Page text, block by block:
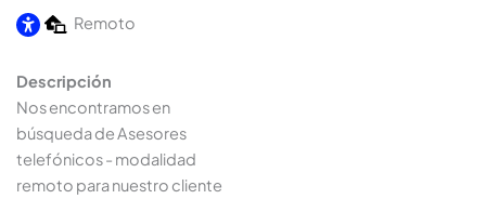
Remoto
Descripción
Nos encontramos en
búsqueda de Asesores
telefónicos - modalidad
remoto para nuestro cliente